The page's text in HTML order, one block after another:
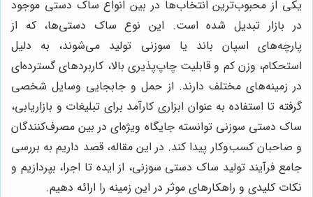
یکی از محبوب‌ترین انتخاب‌ها در بین انواع ساک دستی موجود
در بازار تبدیل شده است. این نوع ساک دستی‌ها، که از
پارچه‌های اسپان باند یا سوزنی تولید می‌شوند، به دلیل
استحکام، وزن کم و قابلیت چاپ‌پذیری بالا، کاربردهای گسترده‌ای
در زمینه‌های مختلف دارند. از حمل و جابجایی وسایل شخصی
گرفته تا استفاده به عنوان ابزاری کارآمد برای تبلیغات و بازاریابی،
ساک دستی سوزنی توانسته جایگاه ویژه‌ای در بین مصرف‌کنندگان
و صاحبان کسب‌وکار پیدا کند. در این مقاله، قصد داریم به بررسی
جامع فرآیند تولید ساک دستی سوزنی، از ایده تا اجرا، بپردازیم و
نکات کلیدی و راهکارهای موثر در این زمینه را ارائه دهیم.